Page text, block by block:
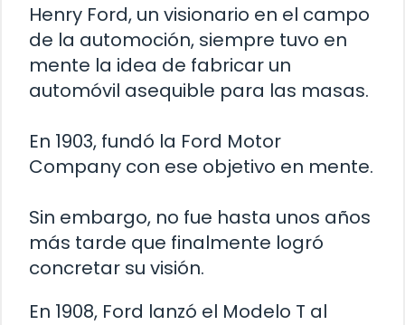
Henry Ford, un visionario en el campo
de la automoción, siempre tuvo en
mente la idea de fabricar un
automóvil asequible para las masas.
En 1903, fundó la Ford Motor
Company con ese objetivo en mente.
Sin embargo, no fue hasta unos años
más tarde que finalmente logró
concretar su visión.
En 1908, Ford lanzó el Modelo T al